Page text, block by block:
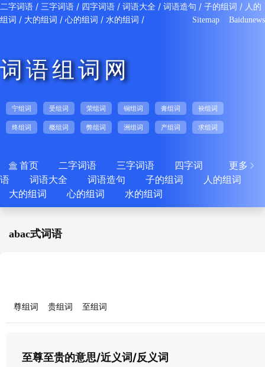
二字词语 / 三字词语 / 四字词语 / 词语大全 / 词语造句 / 子的组词 / 人的
组词 / 大的组词 / 心的组词 / 水的组词 / Sitemap Baidunews
词语组词网
宁组词 受组词 荣组词 铜组词 膏组词 袂组词
终组词 概组词 弊组词 洲组词 产组词 求组词
更多 
 首页 二字词语 三字词语
四字词
语
词语大全 词语造句 子的组词
人的组词
大的组词
心的组词 水的组词
abac式词语
尊组词 贵组词 至组词
至尊至贵的意思/近义词/反义词